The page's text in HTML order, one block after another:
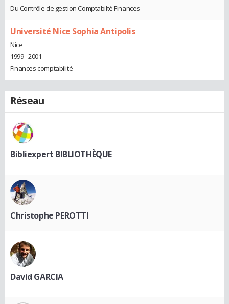
Du Contrôle de gestion Comptabilté Finances
Université Nice Sophia Antipolis
Nice
1999 - 2001
Finances comptabilité
Réseau
Bibliexpert BIBLIOTHÈQUE
Christophe PEROTTI
David GARCIA